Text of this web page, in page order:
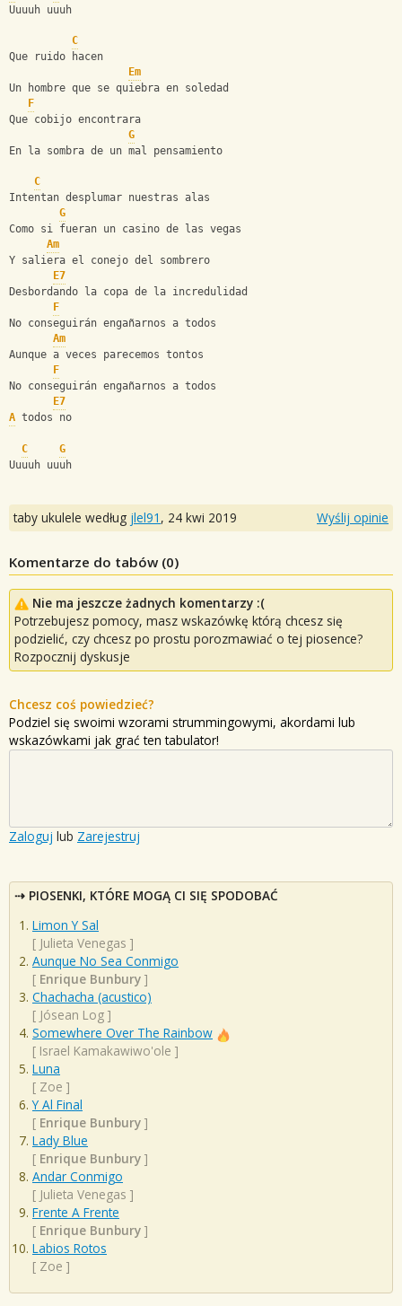
Uuuuh uuuh
C
Que ruido hacen
Em
Un hombre que se quiebra en soledad
F
Que cobijo encontrara
G
En la sombra de un mal pensamiento
C
Intentan desplumar nuestras alas
G
Como si fueran un casino de las vegas
Am
Y saliera el conejo del sombrero
E7
Desbordando la copa de la incredulidad
F
No conseguirán engañarnos a todos
Am
Aunque a veces parecemos tontos
F
No conseguirán engañarnos a todos
E7
A todos no
C
G
Uuuuh uuuh
taby ukulele według jlel91 , 24 kwi 2019 Wyślij opinie
Komentarze do tabów (0)
Nie ma jeszcze żadnych komentarzy :(
Potrzebujesz pomocy, masz wskazówkę którą chcesz się
podzielić, czy chcesz po prostu porozmawiać o tej piosence?
Rozpocznij dyskusje
Chcesz coś powiedzieć?
Podziel się swoimi wzorami strummingowymi, akordami lub
wskazówkami jak grać ten tabulator!
Zaloguj lub Zarejestruj
PIOSENKI, KTÓRE MOGĄ CI SIĘ SPODOBAĆ
Limon Y Sal
[ Julieta Venegas ]
Aunque No Sea Conmigo
[ Enrique Bunbury ]
Chachacha (acustico)
[ Jósean Log ]
Somewhere Over The Rainbow
[ Israel Kamakawiwo'ole ]
Luna
[ Zoe ]
Y Al Final
[ Enrique Bunbury ]
Lady Blue
[ Enrique Bunbury ]
Andar Conmigo
[ Julieta Venegas ]
Frente A Frente
[ Enrique Bunbury ]
Labios Rotos
[ Zoe ]